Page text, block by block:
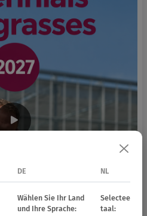
DE NL
Wählen Sie Ihr Land
und Ihre Sprache:
Selecteer uw
taal: